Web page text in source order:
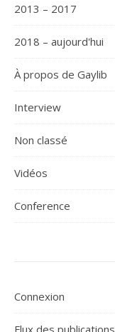
2013 – 2017
2018 – aujourd'hui
À propos de Gaylib
Interview
Non classé
Vidéos
Сonference
Connexion
Flux des publications